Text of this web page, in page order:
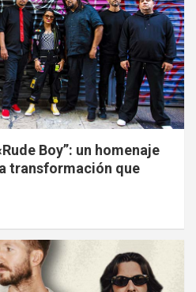
Boy”: un homenaje
transformación que